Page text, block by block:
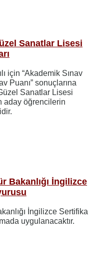
Sanatlar Lisesi
için “Akademik Sınav
Puanı” sonuçlarına
Sanatlar Lisesi
aday öğrencilerin
Bakanlığı İngilizce
İngilizce Sertifika
uygulanacaktır.